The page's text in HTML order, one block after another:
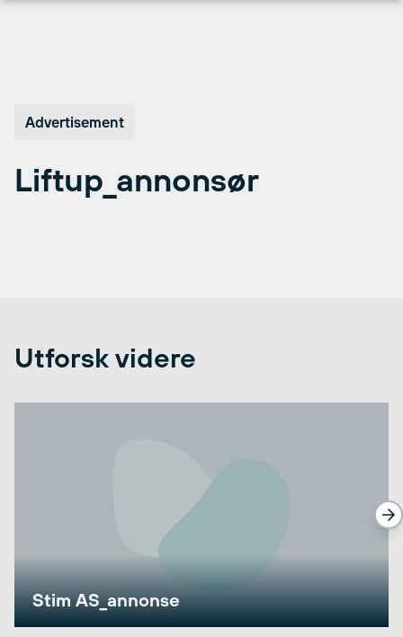
Advertisement
Liftup_annonsør
Utforsk videre
Stim AS_annonse